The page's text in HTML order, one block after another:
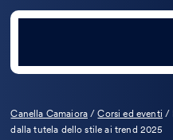
Canella Camaiora /Corsi ed eventi /
dalla tutela dello stile ai trend 2025